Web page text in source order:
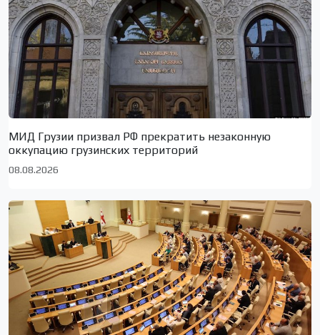
МИД Грузии призвал РФ прекратить незаконную
оккупацию грузинских территорий
08.08.2026